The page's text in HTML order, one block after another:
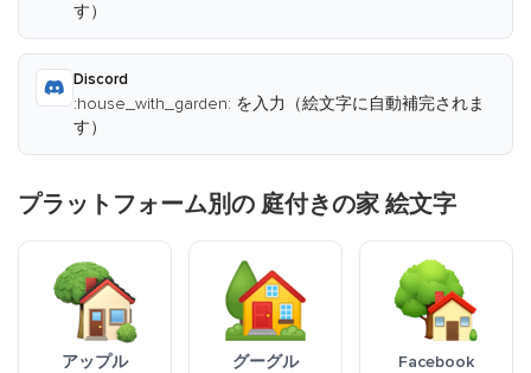
す）
Discord
:house_with_garden: を入力（絵文字に自動補完されま
す）
プラットフォーム別の 庭付きの家 絵文字
アップル グーグル Facebook